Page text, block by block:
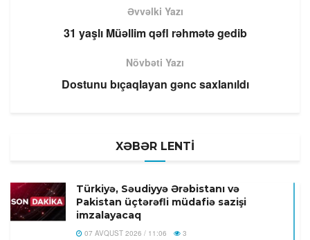
Əvvəlki Yazı
31 yaşlı Müəllim qəfl rəhmətə gedib
Növbəti Yazı
Dostunu bıçaqlayan gənc saxlanıldı
XƏBƏR LENTİ
Türkiyə, Səudiyyə Ərəbistanı və
Pakistan üçtərəfli müdafiə sazişi
imzalayacaq
07 AVQUST 2026 / 11:06 3